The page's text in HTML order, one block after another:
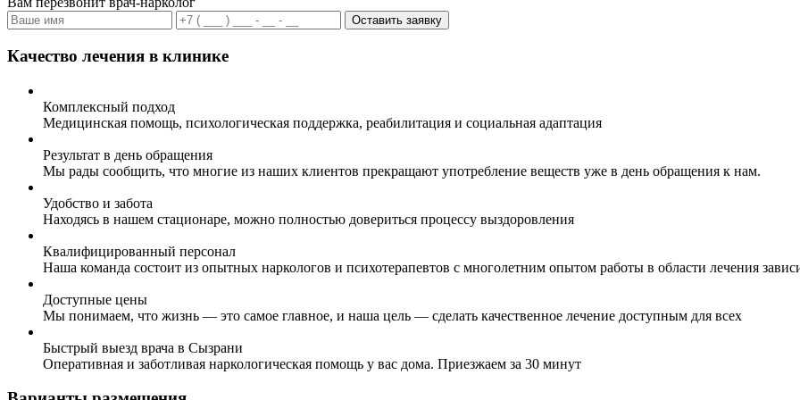
Оставить заявку
Качество лечения в клинике
Комплексный подход
Медицинская помощь, психологическая поддержка, реабилитация и социальная адаптация
Результат в день обращения
Мы рады сообщить, что многие из наших клиентов прекращают употребление веществ уже в день обращения к нам.
Удобство и забота
Находясь в нашем стационаре, можно полностью довериться процессу выздоровления
Квалифицированный персонал
Наша команда состоит из опытных наркологов и психотерапевтов с многолетним опытом работы в области лечения
Доступные цены
Мы понимаем, что жизнь — это самое главное, и наша цель — сделать качественное лечение доступным для всех
Быстрый выезд врача в Сызрани
Оперативная и заботливая наркологическая помощь у вас дома. Приезжаем за 30 минут